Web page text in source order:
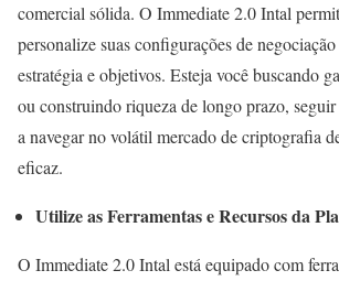
comercial sólida. O Immediate 2.0 Intal
personalize suas configurações de
estratégia e objetivos. Esteja você buscando
ou construindo riqueza de longo prazo,
a navegar no volátil mercado de criptografia
eficaz.
Utilize as Ferramentas e Recursos da
O Immediate 2.0 Intal está equipado com